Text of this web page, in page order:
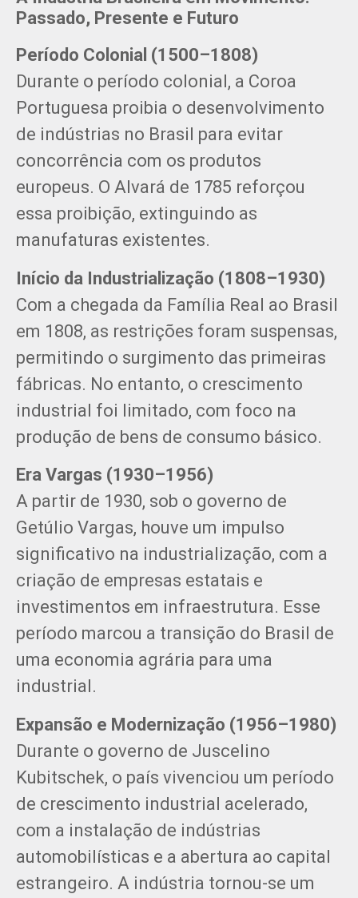
Passado, Presente e Futuro
Período Colonial (1500–1808)
Durante o período colonial, a Coroa
Portuguesa proibia o desenvolvimento
de indústrias no Brasil para evitar
concorrência com os produtos
europeus. O Alvará de 1785 reforçou
essa proibição, extinguindo as
manufaturas existentes.
Início da Industrialização (1808–1930)
Com a chegada da Família Real ao Brasil
em 1808, as restrições foram suspensas,
permitindo o surgimento das primeiras
fábricas. No entanto, o crescimento
industrial foi limitado, com foco na
produção de bens de consumo básico.
Era Vargas (1930–1956)
A partir de 1930, sob o governo de
Getúlio Vargas, houve um impulso
significativo na industrialização, com a
criação de empresas estatais e
investimentos em infraestrutura. Esse
período marcou a transição do Brasil de
uma economia agrária para uma
industrial.
Expansão e Modernização (1956–1980)
Durante o governo de Juscelino
Kubitschek, o país vivenciou um período
de crescimento industrial acelerado,
com a instalação de indústrias
automobilísticas e a abertura ao capital
estrangeiro. A indústria tornou-se um